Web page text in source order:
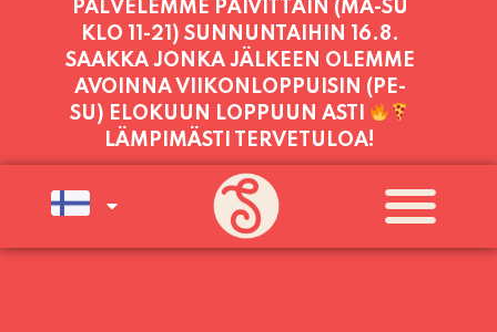
PALVELEMME TÄNÄÄN:
LAUANTAI11:00 - 21:00
PALVELEMME PÄIVITTÄIN (MA-SU
KLO 11-21) SUNNUNTAIHIN 16.8.
SAAKKA JONKA JÄLKEEN OLEMME
AVOINNA VIIKONLOPPUISIN (PE-
SU) ELOKUUN LOPPUUN ASTI
LÄMPIMÄSTI TERVETULOA!